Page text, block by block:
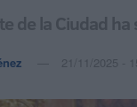
de la Ciudad
21/11/2025 -